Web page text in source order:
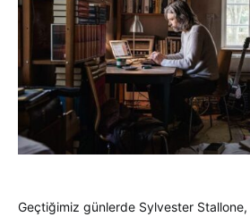
Geçtiğimiz günlerde Sylvester Stallone,